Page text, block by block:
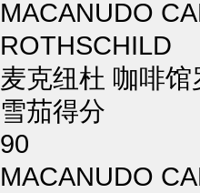
MACANUDO
ROTHSCHILD
麦克纽杜 咖啡
雪茄得分
90
MACANUDO